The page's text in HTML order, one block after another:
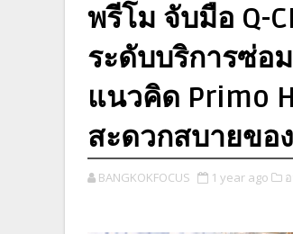
พรีโม จับมือ Q-
ระดับบริการซ่อ
แนวคิด Primo
สะดวกสบายขอ
BANGKOKFOCUS 1 year ago